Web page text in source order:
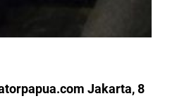
Jakarta, 8